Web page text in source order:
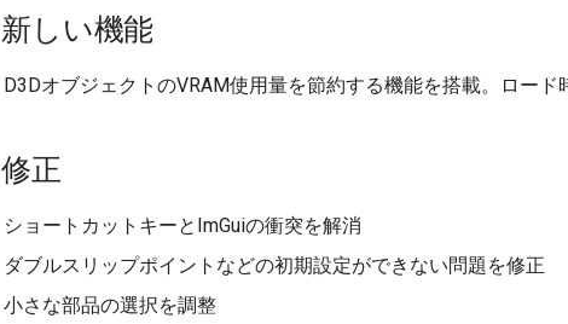
新しい機能
D3DオブジェクトのVRAM使用量を節約する機能を搭載。ロード
修正
ショートカットキーとImGuiの衝突を解消
ダブルスリップポイントなどの初期設定ができない問題を修正
小さな部品の選択を調整